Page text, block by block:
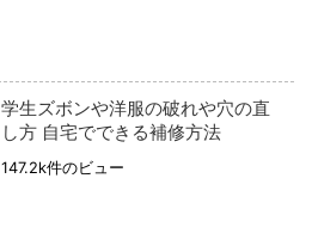
学生ズボンや洋服の破れや穴の直
し方 自宅でできる補修方法
147.2k件のビュー